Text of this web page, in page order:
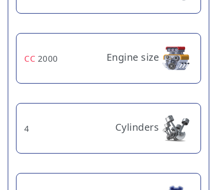
Engine size
2000
CC
Cylinders
4